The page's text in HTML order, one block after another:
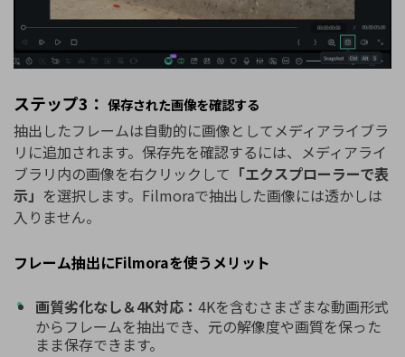
ステップ3： 保存された画像を確認する
抽出したフレームは自動的に画像としてメディアライブラ
リに追加されます。保存先を確認するには、メディアライ
ブラリ内の画像を右クリックして 「エクスプローラーで表
示」 を選択します。Filmoraで抽出した画像には透かしは
入りません。
フレーム抽出にFilmoraを使うメリット
画質劣化なし＆4K対応： 4Kを含むさまざまな動画形式
からフレームを抽出でき、元の解像度や画質を保った
まま保存できます。